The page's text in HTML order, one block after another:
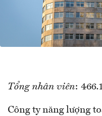
Tổng nhân viên:
Công ty năng lượng